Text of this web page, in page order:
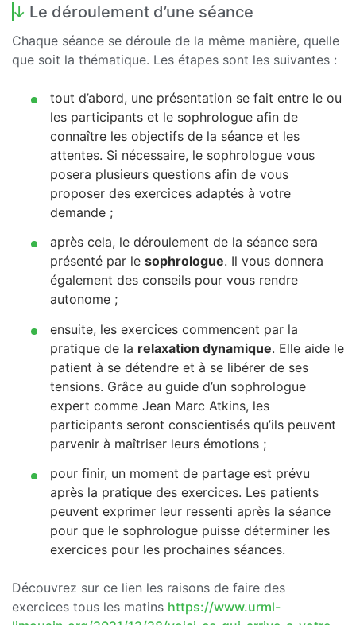
Le déroulement d’une séance
Chaque séance se déroule de la même manière, quelle
que soit la thématique. Les étapes sont les suivantes :
tout d’abord, une présentation se fait entre le ou
les participants et le sophrologue afin de
connaître les objectifs de la séance et les
attentes. Si nécessaire, le sophrologue vous
posera plusieurs questions afin de vous
proposer des exercices adaptés à votre
demande ;
après cela, le déroulement de la séance sera
présenté par le sophrologue. Il vous donnera
également des conseils pour vous rendre
autonome ;
ensuite, les exercices commencent par la
pratique de la relaxation dynamique. Elle aide le
patient à se détendre et à se libérer de ses
tensions. Grâce au guide d’un sophrologue
expert comme Jean Marc Atkins, les
participants seront conscientisés qu’ils peuvent
parvenir à maîtriser leurs émotions ;
pour finir, un moment de partage est prévu
après la pratique des exercices. Les patients
peuvent exprimer leur ressenti après la séance
pour que le sophrologue puisse déterminer les
exercices pour les prochaines séances.
Découvrez sur ce lien les raisons de faire des
exercices tous les matins https://www.urml-